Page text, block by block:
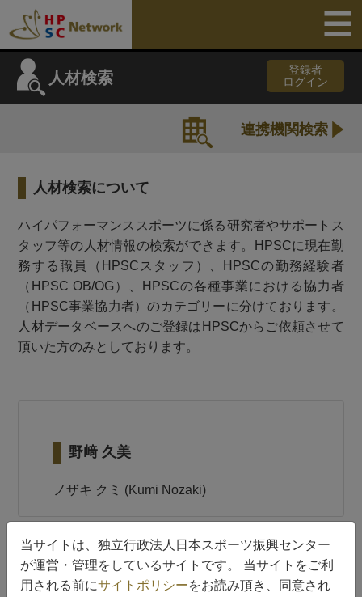
人材検索
登録者
ログイン
連携機関検索
人材検索について
ハイパフォーマンススポーツに係る研究者やサポートス
タッフ等の人材情報の検索ができます。HPSCに現在勤
務する職員（HPSCスタッフ）、HPSCの勤務経験者
（HPSC OB/OG）、HPSCの各種事業における協力者
（HPSC事業協力者）のカテゴリーに分けております。
人材データベースへのご登録はHPSCからご依頼させて
頂いた方のみとしております。
野﨑 久美
ノザキ クミ (Kumi Nozaki)
担当経験のある科目(授業)
当サイトは、独立行政法人日本スポーツ振興センター
が運営・管理をしているサイトです。 当サイトをご利
用される前にサイトポリシーをお読み頂き、同意され